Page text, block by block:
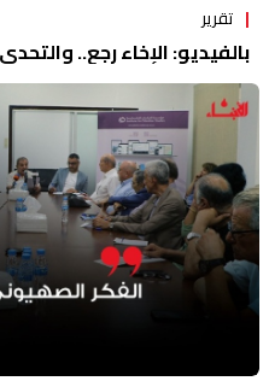
تقرير
بالفيديو: الإخاء رجع..